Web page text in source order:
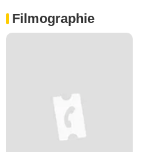
Filmographie